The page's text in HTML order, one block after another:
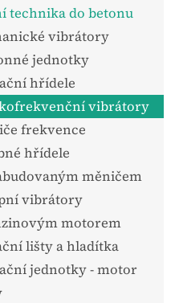
technika do betonu
vibrátory
jednotky
hřídele
vibrátory
frekvence
hřídele
měničem
vibrátory
motorem
lišty a hladítka
jednotky - motor